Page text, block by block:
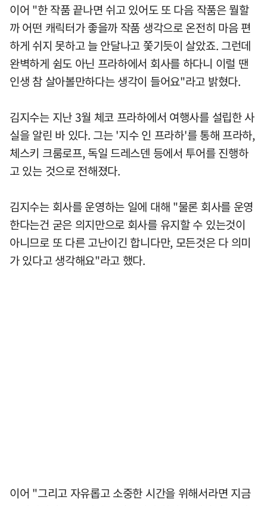
이어 "한 작품 끝나면 쉬고 있어도 또 다음 작품은 뭘할
까 어떤 캐릭터가 좋을까 작품 생각으로 온전히 마음 편
하게 쉬지 못하고 늘 안달나고 쫓기듯이 살았죠. 그런데
완벽하게 쉼도 아닌 프라하에서 회사를 하다니 이럴 땐
인생 참 살아볼만하다는 생각이 들어요"라고 밝혔다.
김지수는 지난 3월 체코 프라하에서 여행사를 설립한 사
실을 알린 바 있다. 그는 '지수 인 프라하'를 통해 프라하,
체스키 크룸로프, 독일 드레스덴 등에서 투어를 진행하
고 있는 것으로 전해졌다.
김지수는 회사를 운영하는 일에 대해 "물론 회사를 운영
한다는건 굳은 의지만으로 회사를 유지할 수 있는것이
아니므로 또 다른 고난이긴 합니다만, 모든것은 다 의미
가 있다고 생각해요"라고 했다.
이어 "그리고 자유롭고 소중한 시간을 위해서라면 지금